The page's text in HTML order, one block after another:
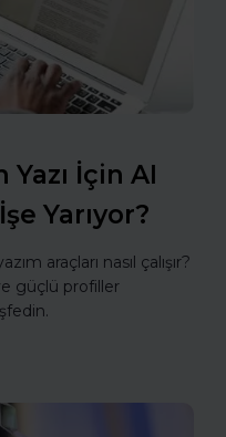
İçin AI
Yarıyor?
araçları nasıl çalışır?
güçlü profiller